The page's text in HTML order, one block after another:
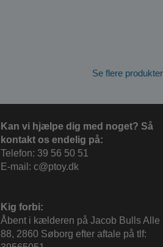
Se flere
Kan vi hjælpe dig med noget? Så
kontakt os endelig på:
Telefon: 39 56 50 51
E-mail: c@ptoy.dk
Kig forbi:
Åbent i kælderen på Jacob Bulls Alle
88, 2860 Søborg efter aftale på tlf: